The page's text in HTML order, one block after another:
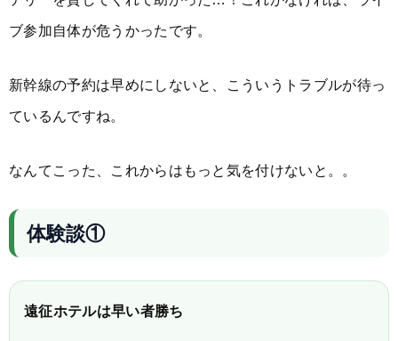
ブ参加自体が危うかったです。
新幹線の予約は早めにしないと、こういうトラブルが待っ
ているんですね。
なんてこった、これからはもっと気を付けないと。。
体験談①
遠征ホテルは早い者勝ち